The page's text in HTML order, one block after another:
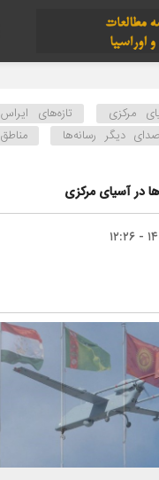
مرکزی
تازه‌های ایراس
صدای دیگر رسانه‌ها
مناطق
در آسیای مرکزی